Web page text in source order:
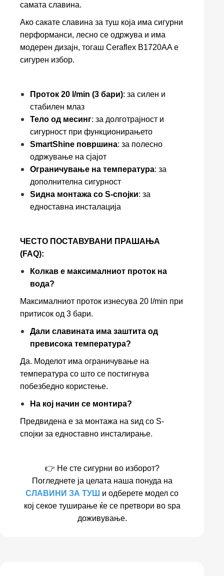
самата славина.
Ако сакате славина за туш која има сигурни
перформанси, лесно се одржува и има
модерен дизајн, тогаш Ceraflex B1720AA е
сигурен избор.
Проток 20 l/min (3 бари): за силен и
стабилен млаз
Тело од месинг: за долготрајност и
сигурност при функционирањето
SmartShine површина: за полесно
одржување на сјајот
Ограничување на температура: за
дополнителна сигурност
Ѕидна монтажа со S-спојки: за
едноставна инсталација
ЧЕСТО ПОСТАВУВАНИ ПРАШАЊА
(FAQ):
Колкав е максималниот проток на
вода?
Максималниот проток изнесува 20 l/min при
притисок од 3 бари.
Дали славината има заштита од
превисока температура?
Да. Моделот има ограничување на
температура со што се постигнува
побезбедно користење.
На кој начин се монтира?
Предвидена е за монтажа на ѕид со S-
спојки за едноставно инсталирање.
👉 Не сте сигурни во изборот?
Погледнете ја целата наша понуда на
СЛАВИНИ ЗА ТУШ и одберете модел со
кој секое туширање ќе се претвори во spa
доживување.